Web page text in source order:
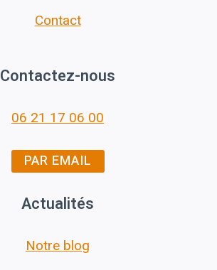
Contact
Contactez-nous
06 21 17 06 00
PAR EMAIL
Actualités
Notre blog